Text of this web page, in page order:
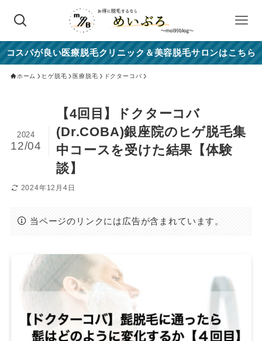
コスパが良い医療脱毛クリニック＆美容脱毛サロンはこちら
ホーム ヒゲ脱毛 医療脱毛 ドクターコバ
【4回目】ドクターコバ
(Dr.COBA)銀座院のヒゲ脱毛集
中コースを受けた結果【体験
談】
2024
12/04
2024年12月4日
当ページのリンクには広告が含まれています。